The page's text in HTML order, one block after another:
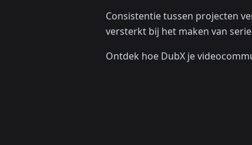
Consistentie tussen projecten
versterkt bij het maken van
Ontdek hoe DubX je